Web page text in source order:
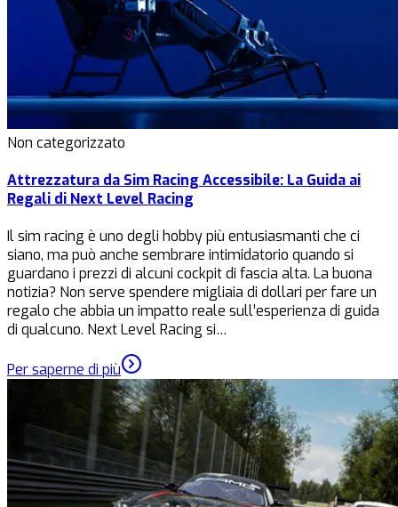
Non categorizzato
Attrezzatura da Sim Racing Accessibile: La Guida ai
Regali di Next Level Racing
Il sim racing è uno degli hobby più entusiasmanti che ci
siano, ma può anche sembrare intimidatorio quando si
guardano i prezzi di alcuni cockpit di fascia alta. La buona
notizia? Non serve spendere migliaia di dollari per fare un
regalo che abbia un impatto reale sull’esperienza di guida
di qualcuno. Next Level Racing si…
Per saperne di più